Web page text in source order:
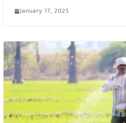
January 17, 2025